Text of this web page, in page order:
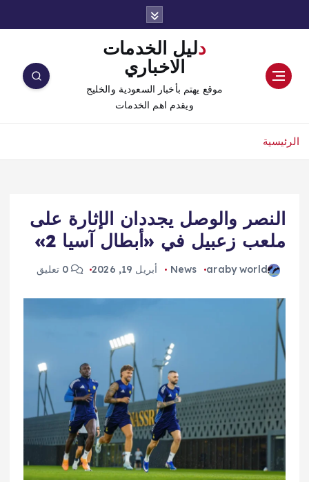
دليل الخدمات
الاخباري
موقع يهتم بأخبار السعودية والخليج
ويقدم اهم الخدمات
الرئيسية
النصر والوصل يجددان الإثارة على
ملعب زعبيل في «أبطال آسيا 2»
araby world
News أبريل 19, 2026 0 تعليق